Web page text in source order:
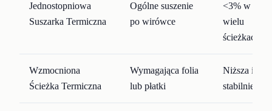
Jednostopniowa
Suszarka Termiczna
Ogólne suszenie
po wirówce
<3% w
wielu
ścieżkach
Wzmocniona
Ścieżka Termiczna
Wymagająca folia
lub płatki
Niższa i
stabilniejsza